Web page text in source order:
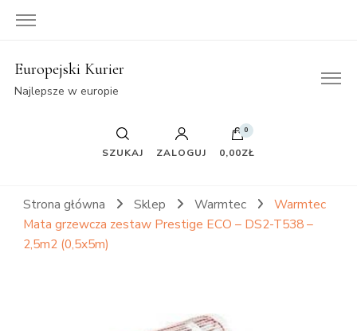
Europejski Kurier
Najlepsze w europie
SZUKAJ ZALOGUJ
0
0,00ZŁ
Strona główna Sklep Warmtec
Warmtec
Mata grzewcza zestaw Prestige ECO – DS2-T538 –
2,5m2 (0,5x5m)